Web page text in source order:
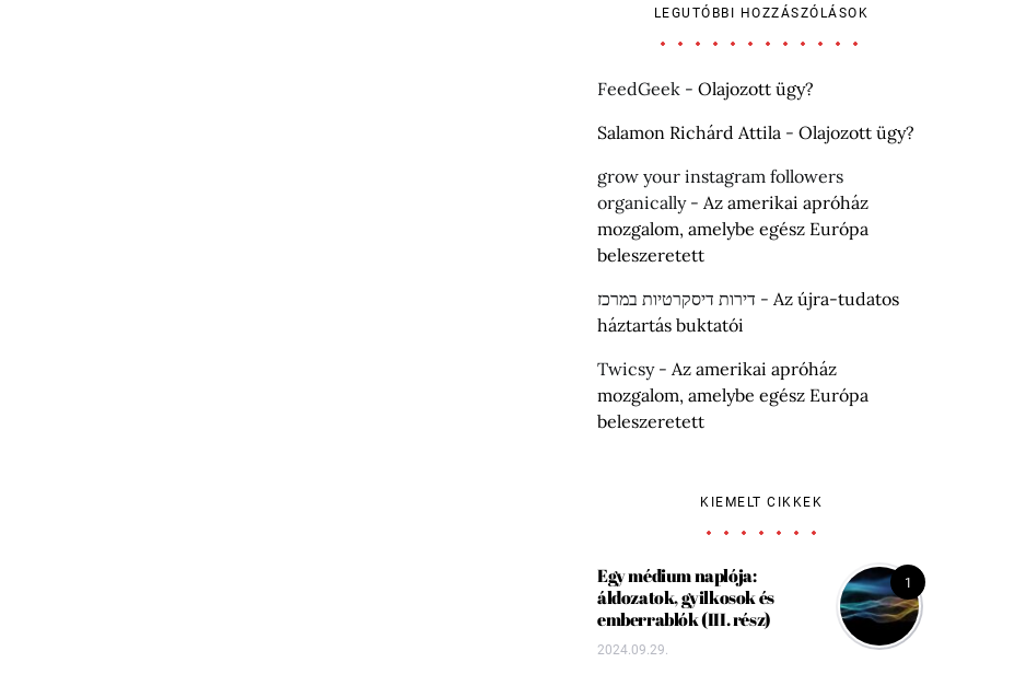
LEGUTÓBBI HOZZÁSZÓLÁSOK
FeedGeek - Olajozott ügy?
Salamon Richárd Attila - Olajozott ügy?
grow your instagram followers
organically- Az amerikai apróház
mozgalom, amelybe egész Európa
beleszeretett
דירות דיסקרטיות במרכז - Az újra-tudatos
háztartás buktatói
Twicsy- Az amerikai apróház
mozgalom, amelybe egész Európa
beleszeretett
KIEMELT CIKKEK
1
Egy médium naplója:
áldozatok, gyilkosok és
emberrablók (III. rész)
2024.09.29.